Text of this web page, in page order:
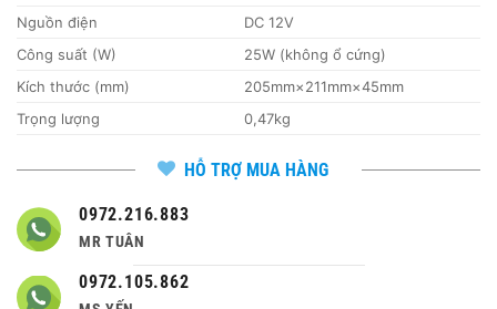
Nguồn điện
DC 12V
Công suất (W)
25W (không ổ cứng)
Kích thước (mm)
205mm×211mm×45mm
Trọng lượng
0,47kg
HỖ TRỢ MUA HÀNG
0972.216.883
MR TUÂN
0972.105.862